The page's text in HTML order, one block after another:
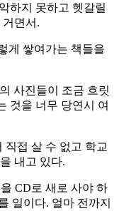
하지 못하고 헷갈릴
면서.
게 쌓여가는 책들을
사진들이 조금 흐릿
것을 너무 당연시 여
직접 살 수 없고 학교
내고 있다.
CD로 새로 사야 하
일이다. 얼마 전까지